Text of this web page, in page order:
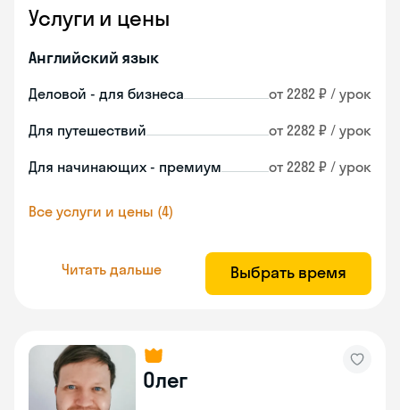
Услуги и цены
Английский язык
Деловой - для бизнеса от 2282 ₽ / урок
Для путешествий от 2282 ₽ / урок
Для начинающих - премиум от 2282 ₽ / урок
Все услуги и цены (4)
Читать дальше Выбрать время
Олег